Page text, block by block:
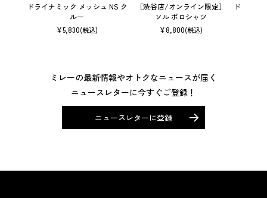
ドライナミック メッシュ NS ク
ルー
¥5,830(税込)
［渋谷店/オンライン限定］
ソル ポロシャツ
¥8,800(税込)
ドライナ
ミレーの最新情報やオトクなニュースが届く
ニュースレターに今すぐご登録！
ニュースレターに登録